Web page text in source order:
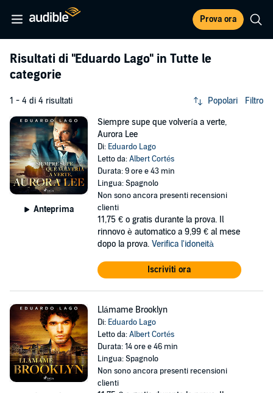
Prova ora
Risultati di "Eduardo Lago" in Tutte le
categorie
1 - 4 di 4 risultati Popolari Filtro
Anteprima
Siempre supe que volvería a verte,
Aurora Lee
Di: Eduardo Lago
Letto da:Albert Cortés
Durata: 9 ore e 43 min
Lingua: Spagnolo
Non sono ancora presenti recensioni
clienti
11,75 € o gratis durante la prova. Il
rinnovo è automatico a 9,99 € al mese
dopo la prova. Verifica l'idoneità
Iscriviti ora
Llámame Brooklyn
Di: Eduardo Lago
Letto da:Albert Cortés
Durata: 14 ore e 46 min
Lingua: Spagnolo
Non sono ancora presenti recensioni
clienti